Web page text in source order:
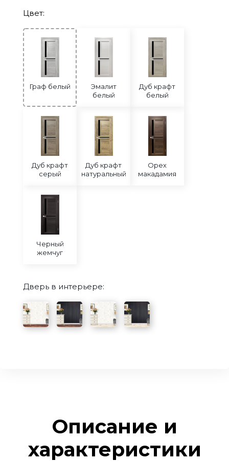
Цвет:
Граф белый
Эмалит
белый
Дуб крафт
белый
Дуб крафт
серый
Дуб крафт
натуральный
Орех
макадамия
Черный
жемчуг
Дверь в интерьере:
Описание и
характеристики